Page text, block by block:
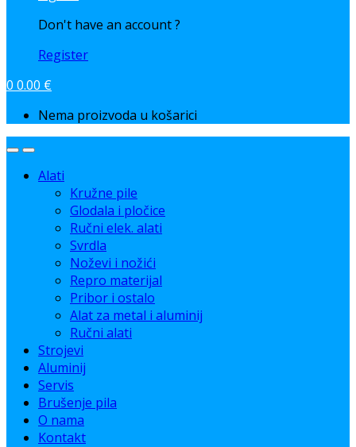
Don't have an account ?
Register
0 0.00 €
Nema proizvoda u košarici
Alati
Kružne pile
Glodala i pločice
Ručni elek. alati
Svrdla
Noževi i nožići
Repro materijal
Pribor i ostalo
Alat za metal i aluminij
Ručni alati
Strojevi
Aluminij
Servis
Brušenje pila
O nama
Kontakt